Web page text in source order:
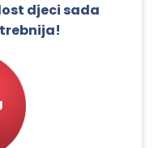
djeci sada